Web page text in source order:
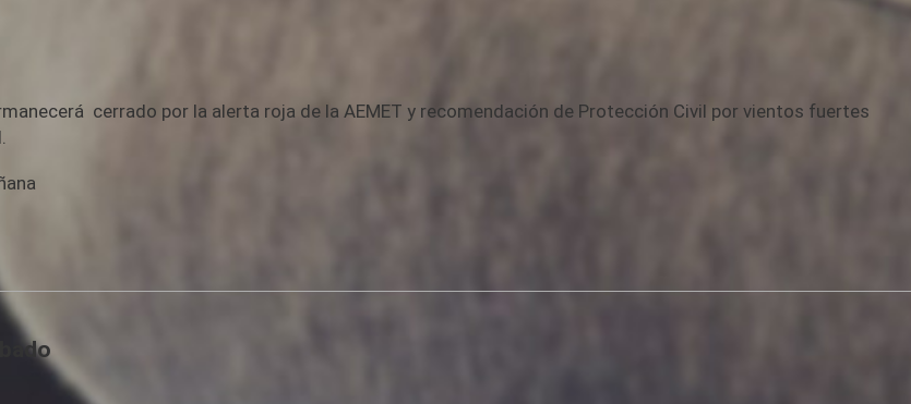
cerrado por la alerta roja de la AEMET y recomendación de Protección Civil por vientos fuertes